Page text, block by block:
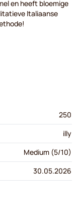
en heeft bloemige
Italiaanse
!
250
illy
Medium (5/10)
30.05.2026